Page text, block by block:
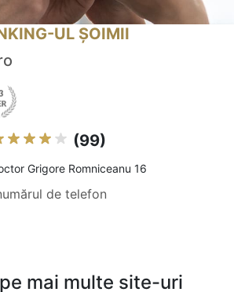
UL ȘOIMII
(99)
Grigore Romniceanu 16
de telefon
mai multe site-uri